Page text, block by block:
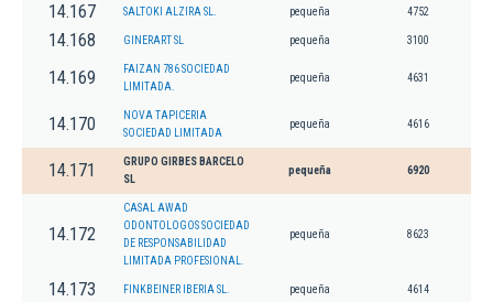
14.167 SALTOKI ALZIRA SL. pequeña 4752
14.168 GINERART SL pequeña 3100
14.169
FAIZAN 786 SOCIEDAD
LIMITADA.
pequeña 4631
14.170
NOVA TAPICERIA
SOCIEDAD LIMITADA
pequeña 4616
14.171
GRUPO GIRBES BARCELO
SL
pequeña 6920
14.172
CASAL AWAD
ODONTOLOGOS SOCIEDAD
DE RESPONSABILIDAD
LIMITADA PROFESIONAL.
pequeña 8623
14.173 FINKBEINER IBERIA SL. pequeña 4614